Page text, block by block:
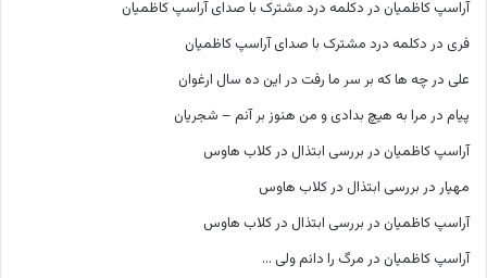
آراسپ کاظمیان در دکلمه درد مشترک با صدای آراسپ کاظمیان
فری در دکلمه درد مشترک با صدای آراسپ کاظمیان
علی در چه ها که بر سر ما رفت در این ده سال ارغوان
پیام در مرا به هیچ بدادی و من هنوز بر آنم – شجریان
آراسپ کاظمیان در بررسی ابتذال در کلاب هاوس
مهیار در بررسی ابتذال در کلاب هاوس
آراسپ کاظمیان در بررسی ابتذال در کلاب هاوس
آراسپ کاظمیان در مرگ را دانم ولی …